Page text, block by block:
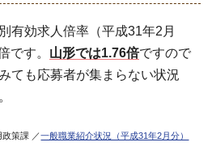
有効求人倍率（平成31年2月
です。 山形では1.76倍ですので
ても応募者が集まらない状況
政策課 ／一般職業紹介状況（平成31年2月分）